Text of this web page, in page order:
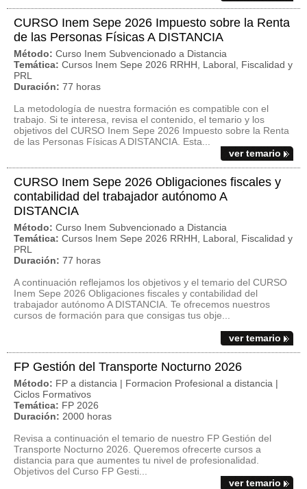
CURSO Inem Sepe 2026 Impuesto sobre la Renta
de las Personas Físicas A DISTANCIA
Método: Curso Inem Subvencionado a Distancia
Temática: Cursos Inem Sepe 2026 RRHH, Laboral, Fiscalidad y
PRL
Duración: 77 horas
La metodología de nuestra formación es compatible con el
trabajo. Si te interesa, revisa el contenido, el temario y los
objetivos del CURSO Inem Sepe 2026 Impuesto sobre la Renta
de las Personas Físicas A DISTANCIA. Esta...
ver temario
CURSO Inem Sepe 2026 Obligaciones fiscales y
contabilidad del trabajador autónomo A
DISTANCIA
Método: Curso Inem Subvencionado a Distancia
Temática: Cursos Inem Sepe 2026 RRHH, Laboral, Fiscalidad y
PRL
Duración: 77 horas
A continuación reflejamos los objetivos y el temario del CURSO
Inem Sepe 2026 Obligaciones fiscales y contabilidad del
trabajador autónomo A DISTANCIA. Te ofrecemos nuestros
cursos de formación para que consigas tus obje...
ver temario
FP Gestión del Transporte Nocturno 2026
Método: FP a distancia | Formacion Profesional a distancia |
Ciclos Formativos
Temática: FP 2026
Duración: 2000 horas
Revisa a continuación el temario de nuestro FP Gestión del
Transporte Nocturno 2026. Queremos ofrecerte cursos a
distancia para que aumentes tu nivel de profesionalidad.
Objetivos del Curso FP Gesti...
ver temario